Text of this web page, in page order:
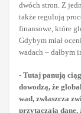
dwóch stron. Z
także regulują
finansowe, które
Gdybym miał
wadach – dałbym
- Tutaj panują
dowodzą, że
wad, zwłaszcza
przytaczają dane,